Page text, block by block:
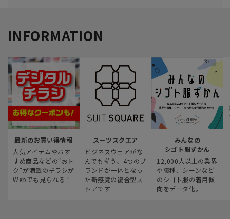
INFORMATION
最新のお買い得情報
人気アイテムやおす
すめ商品などの“おト
ク“が満載のチラシが
Webでも見られる！
スーツスクエア
ビジネスウェアがな
んでも揃う、4つのブ
ランドが一体となっ
た新感覚の複合型ス
トアです
みんなの
シゴト服ずかん
12,000人以上の業界
や職種、シーンなど
のシゴト服の着用傾
向をデータ化。